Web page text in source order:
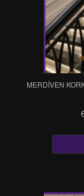
MERDİVEN